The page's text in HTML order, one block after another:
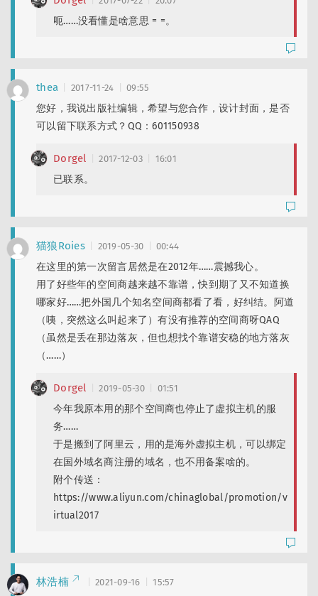
呃……没看懂是啥意思 = =。
thea 2017-11-24 09:55
您好，我说出版社编辑，希望与您合作，设计封面，是否
可以留下联系方式？QQ：601150938
Dorgel 2017-12-03 16:01
已联系。
猫狼Roies 2019-05-30 00:44
在这里的第一次留言居然是在2012年……震撼我心。
用了好些年的空间商越来越不靠谱，快到期了又不知道换
哪家好……把外国几个知名空间商都看了看，好纠结。阿道
（咦，突然这么叫起来了）有没有推荐的空间商呀QAQ
（虽然是丢在那边落灰，但也想找个靠谱安稳的地方落灰
（……）
Dorgel 2019-05-30 01:51
今年我原本用的那个空间商也停止了虚拟主机的服
务……
于是搬到了阿里云，用的是海外虚拟主机，可以绑定
在国外域名商注册的域名，也不用备案啥的。
附个传送：
https://www.aliyun.com/chinaglobal/promotion/v
irtual2017
林浩楠 2021-09-16 15:57